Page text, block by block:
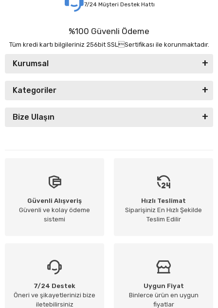
7/24 Müşteri Destek Hattı
%100 Güvenli Ödeme
Tüm kredi kartı bilgileriniz 256bit SSLSertifikası ile korunmaktadır.
Kurumsal
Kategoriler
Bize Ulaşın
Güvenli Alışveriş
Güvenli ve kolay ödeme
sistemi
Hızlı Teslimat
Siparişiniz En Hızlı Şekilde
Teslim Edilir
7/24 Destek
Öneri ve şikayetlerinizi bize
iletebilirsiniz
Uygun Fiyat
Binlerce ürün en uygun
fiyatlar